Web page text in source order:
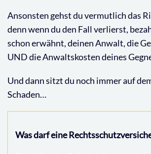
Ansonsten gehst du vermutlich das
denn wenn du den Fall verlierst,
schon erwähnt, deinen Anwalt, die
UND die Anwaltskosten deines
Und dann sitzt du noch immer auf
Schaden…
Was darf eine